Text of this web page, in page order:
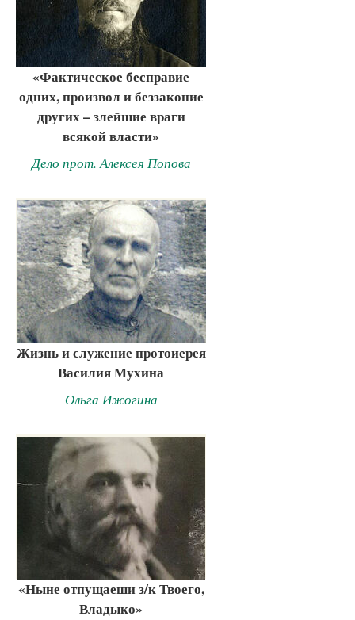
«Фактическое бесправие
одних, произвол и беззаконие
других – злейшие враги
всякой власти»
Дело прот. Алексея Попова
Жизнь и служение протоиерея
Василия Мухина
Ольга Ижогина
«Ныне отпущаеши з/к Твоего,
Владыко»